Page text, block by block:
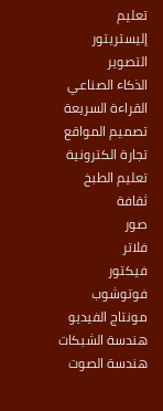
تعليم
إليستريتور
التصوير
الذكاء الصناعي
القراءة السريعة
تصميم المواقع
تجارة الكترونية
تعليم الطبخ
ثقافة
صور
فلاتر
فيكتور
فوتوشوب
مونتاج الفيديو
هندسة الشبكات
هندسة الصوت